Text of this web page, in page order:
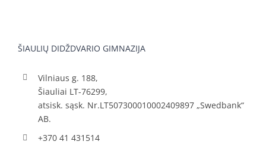
ŠIAULIŲ DIDŽDVARIO GIMNAZIJA
Vilniaus g. 188,
Šiauliai LT-76299,
atsisk. sąsk. Nr.LT507300010002409897 „Swedbank“
AB.
+370 41 431514